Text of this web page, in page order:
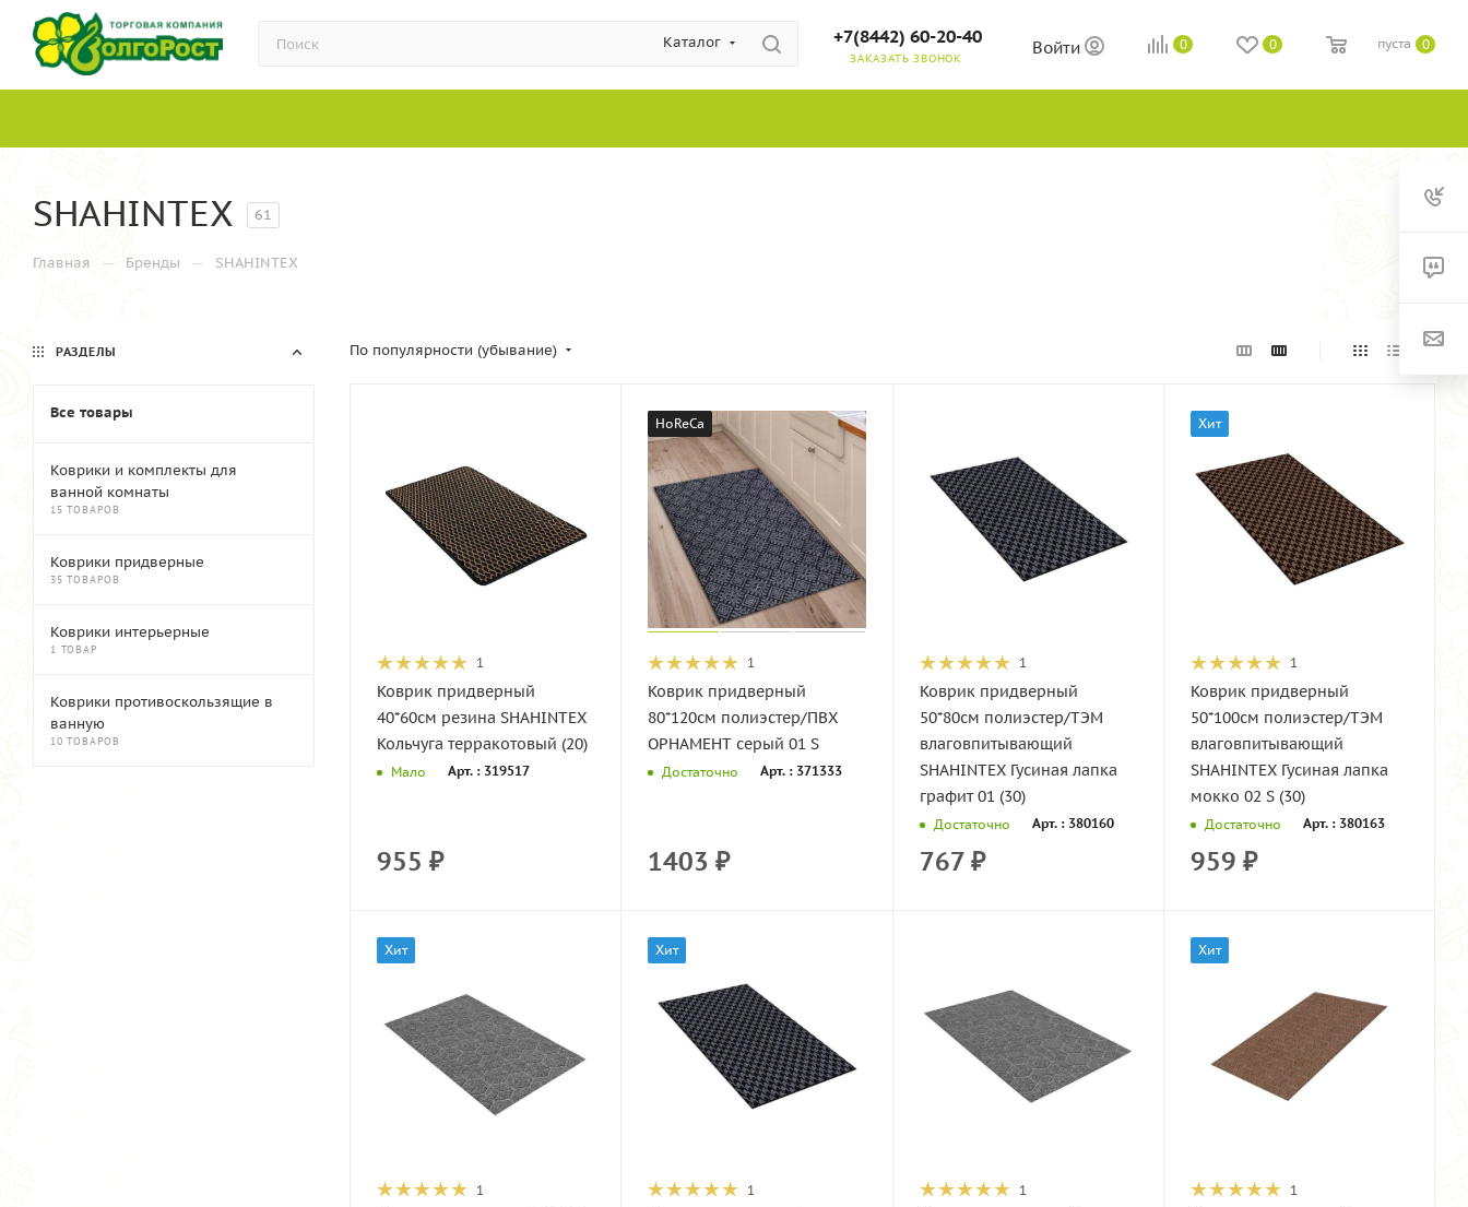
Каталог +7(8442) 60-20-40
ЗАКАЗАТЬ ЗВОНОК
Войти 0 0 0
пуста
SHAHINTEX 61
Главная — Бренды — SHAHINTEX
По популярности (убывание)
1
Коврик придверный
40*60см резина SHAHINTEX
Кольчуга терракотовый (20)
Мало Арт. : 319517
955 ₽
HoReCa
1
Коврик придверный
80*120см полиэстер/ПВХ
ОРНАМЕНТ серый 01 S
Достаточно Арт. : 371333
1403 ₽
1
Коврик придверный
50*80см полиэстер/ТЭМ
влаговпитывающий
SHAHINTEX Гусиная лапка
графит 01 (30)
Достаточно Арт. : 380160
767₽
Хит
1
Коврик придверный
50*100см полиэстер/ТЭМ
влаговпитывающий
SHAHINTEX Гусиная лапка
мокко 02 S (30)
Достаточно Арт. : 380163
959 ₽
Хит
1
Хит
1 1
Хит
1
РАЗДЕЛЫ
Все товары
Коврики и комплекты для
ванной комнаты
15 ТОВАРОВ
Коврики придверные
35 ТОВАРОВ
Коврики интерьерные
1 ТОВАР
Коврики противоскользящие в
ванную
10 ТОВАРОВ